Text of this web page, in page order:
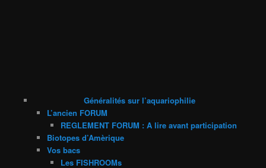
Généralités sur l’aquariophilie
L’ancien FORUM
REGLEMENT FORUM : A lire avant participation
Biotopes d’Amèrique
Vos bacs
Les FISHROOMs